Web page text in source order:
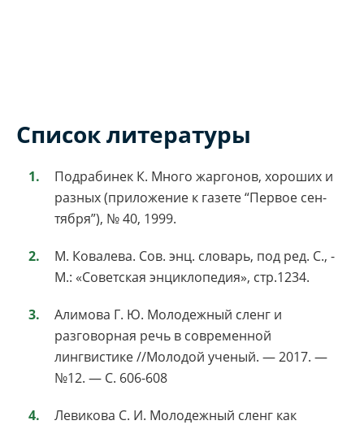
Список литературы
Подрабинек К. Много жаргонов, хороших и
разных (приложение к газете “Первое сен-
тября”), № 40, 1999.
М. Ковалева. Сов. энц. словарь, под ред. С., -
М.: «Советская энциклопедия», стр.1234.
Алимова Г. Ю. Молодежный сленг и
разговорная речь в современной
лингвистике //Молодой ученый. — 2017. —
№12. — С. 606-608
Левикова С. И. Молодежный сленг как